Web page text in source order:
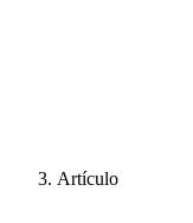
Artículo